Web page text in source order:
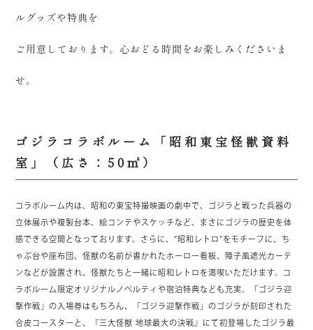
ルグッズや特典を
ご用意しております。心おどる時間をお楽しみくださいま
せ。
ゴジラコラボルーム「昭和東宝怪獣資料
室」（広さ：50㎡）
コラボルーム内は、昭和の東宝特撮映画の劇中で、ゴジラと戦った兵器の
立体展示や複製台本、絵コンテやスケッチなど、まさにゴジラの歴史を体
感できる空間となっております。さらに、“昭和レトロ”をモチーフに、ち
ゃぶ台や座布団、怪獣の名前が書かれたホーロー看板、障子風遮光カーテ
ンなどが設置され、怪獣たちと一緒に昭和レトロを満喫いただけます。コ
ラボルーム限定オリジナルノベルティや宿泊特典なども充実。「ゴジラ迎
撃作戦」の入場券はもちろん、「ゴジラ迎撃作戦」のゴジラが刻印された
合皮コースターと、『三大怪獣 地球最大の決戦』にて初登場したゴジラ最